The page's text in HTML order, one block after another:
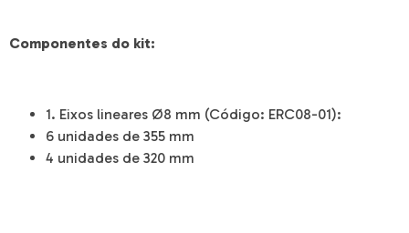
Componentes do kit:
1. Eixos lineares Ø8 mm (Código: ERC08-01):
6 unidades de 355 mm
4 unidades de 320 mm